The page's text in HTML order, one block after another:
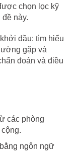
chọn lọc kỹ
này.
đầu: tìm hiểu
gặp và
đoán và điều
các phòng
ngôn ngữ